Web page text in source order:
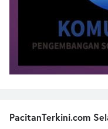
PacitanTerkini.com